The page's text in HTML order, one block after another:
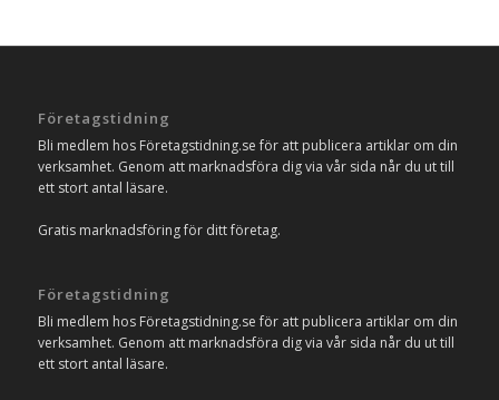
Företagstidning
Bli medlem hos Företagstidning.se för att publicera artiklar om din
verksamhet. Genom att marknadsföra dig via vår sida når du ut till
ett stort antal läsare.
Gratis marknadsföring för ditt företag.
Företagstidning
Bli medlem hos Företagstidning.se för att publicera artiklar om din
verksamhet. Genom att marknadsföra dig via vår sida når du ut till
ett stort antal läsare.